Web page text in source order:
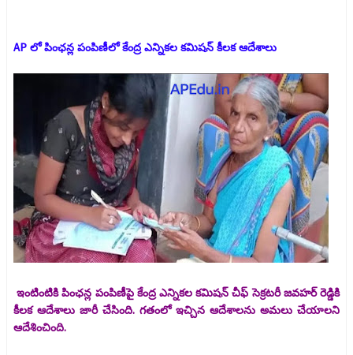
AP లో పింఛన్ల పంపిణీలో కేంద్ర ఎన్నికల కమిషన్ కీలక ఆదేశాలు
ఇంటింటికి పింఛన్ల పంపిణీపై కేంద్ర ఎన్నికల కమిషన్ చీఫ్ సెక్రటరీ జవహర్ రెడ్డికి
కీలక ఆదేశాలు జారీ చేసింది. గతంలో ఇచ్చిన ఆదేశాలను అమలు చేయాలని
ఆదేశించింది.